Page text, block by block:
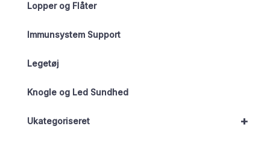
Lopper og Flåter
Immunsystem Support
Legetøj
Knogle og Led Sundhed
+
Ukategoriseret